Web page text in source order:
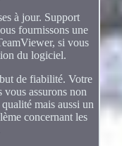
à jour. Support
fournissons une
si vous
du logiciel.
de fiabilité. Votre
assurons non
mais aussi un
concernant les